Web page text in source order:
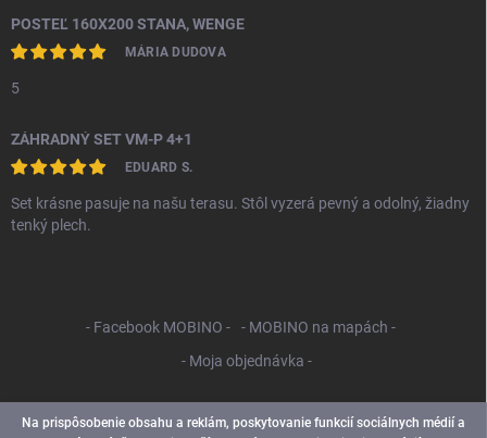
Na prispôsobenie obsahu a reklám, poskytovanie funkcií sociálnych médií a
POSTEĽ 160X200 STANA, WENGE
MÁRIA DUDOVA
5
ZÁHRADNÝ SET VM-P 4+1
EDUARD S.
Set krásne pasuje na našu terasu. Stôl vyzerá pevný a odolný, žiadny
tenký plech.
- Facebook MOBINO -
- MOBINO na mapách -
- Moja objednávka -